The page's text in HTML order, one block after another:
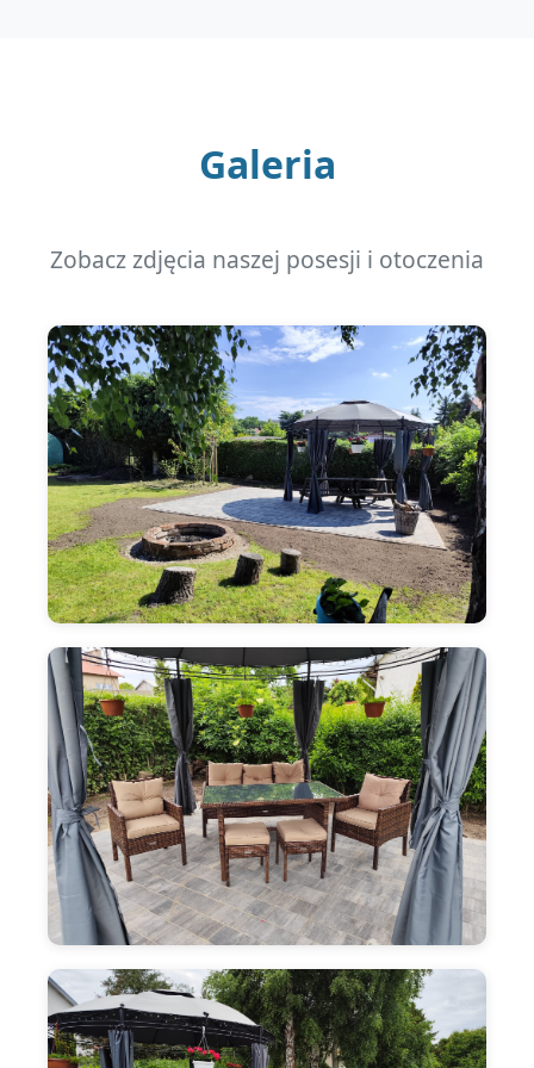
Galeria
Zobacz zdjęcia naszej posesji i otoczenia